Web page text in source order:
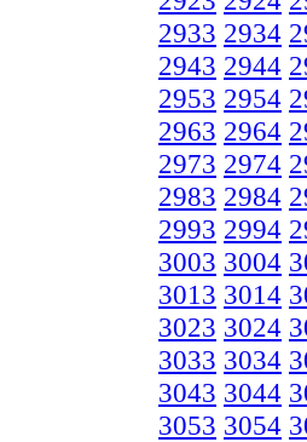
2933 2934
2943 2944
2953 2954
2963 2964
2973 2974
2983 2984
2993 2994
3003 3004
3013 3014
3023 3024
3033 3034
3043 3044
3053 3054